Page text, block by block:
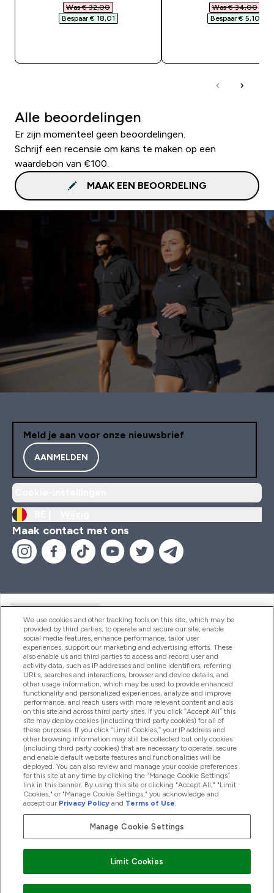
Was € 32,00‎
Bespaar € 18,01‎
Was € 34,00‎
Bespaar € 5,10‎
Alle beoordelingen
Er zijn momenteel geen beoordelingen.
Schrijf een recensie om kans te maken op een
waardebon van €100.
MAAK EEN BEOORDELING
Meld je aan voor onze nieuwsbrief
AANMELDEN
Maak contact met ons
Producten
Company Information
Loyalty & Rewards
2026 The Hut.com Ltd
Betaal met
We use cookies and other tracking tools on this site, which may be
provided by third parties, to operate and secure our site, enable
social media features, enhance performance, tailor user
experiences, support our marketing and advertising efforts. These
also enable us and third parties to access and record user and
activity data, such as IP addresses and online identifiers, referring
URLs, searches and interactions, browser and device details, and
other usage information, which may be used to provide enhanced
functionality and personalized experiences, analyze and improve
performance, and reach users with more relevant content and ads
on this site and across third party sites. If you click “Accept All” this
site may deploy cookies (including third party cookies) for all of
these purposes. If you click “Limit Cookies,” your IP address and
other browsing information may still be collected but only cookies
(including third party cookies) that are necessary to operate, secure
and enable default website features and functionalities will be
deployed. You can also review and manage your cookie preferences
for this site at any time by clicking the “Manage Cookie Settings”
link in this banner. By using this site or clicking "Accept All," "Limit
Cookies," or "Manage Cookie Settings," you acknowledge and
accept our Privacy Policy and Terms of Use.
Manage Cookie Settings
Limit Cookies